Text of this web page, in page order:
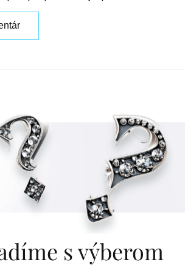
s výberom